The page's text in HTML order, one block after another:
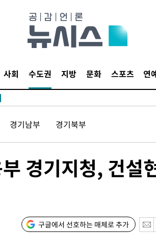
사회 수도권 지방 문화 스포츠 연
경기남부 경기북부
경기지청, 건설
구글에서 선호하는 매체로 추가